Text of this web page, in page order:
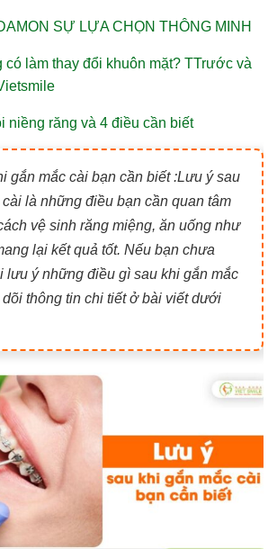
SỰ LỰA CHỌN THÔNG MINH
có làm thay đổi khuôn mặt? TTrước và
niềng răng và 4 điều cần biết
gắn mắc cài bạn cần biết :Lưu ý sau
là những điều bạn cần quan tâm
vệ sinh răng miệng, ăn uống như
lại kết quả tốt. Nếu bạn chưa
lưu ý những điều gì sau khi gắn mắc
thông tin chi tiết ở bài viết dưới